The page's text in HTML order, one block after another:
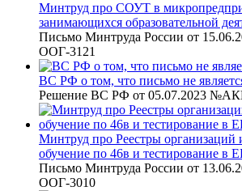
Минтруд про СОУТ в
занимающихся образовательной
Письмо Минтруда России от
ООГ-3121
ВС РФ о том, что письмо не
Решение ВС РФ от 05.07.2023
Минтруд про Реестры организаций
обучение по 46в и тестирование в
Письмо Минтруда России от
ООГ-3010